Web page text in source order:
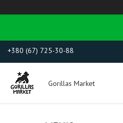
+380 (67) 725-30-88
Gorillas Market